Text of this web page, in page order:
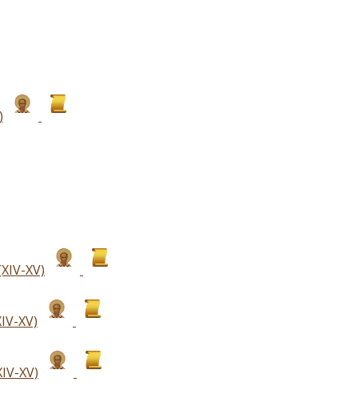
XV)
XV)
XV)